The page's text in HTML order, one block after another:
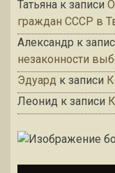
Татьяна к записи
граждан СССР в
Александр к
незаконности
Эдуард к записи
Леонид к записи